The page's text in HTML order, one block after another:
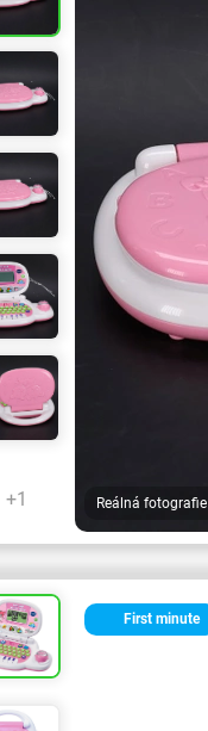
+1 Reálná fotografie
First minute